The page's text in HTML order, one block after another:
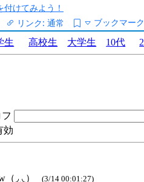
けてみよう！
リンク: 通常 ブックマーク